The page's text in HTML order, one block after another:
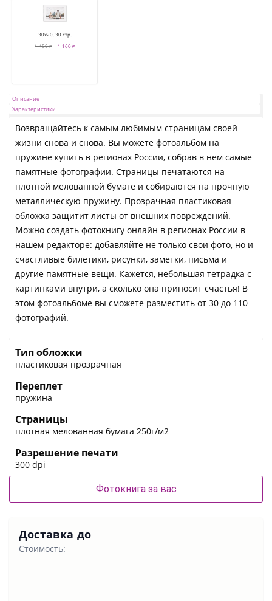
30х20, 30 стр.
1 450 ₽
1 160 ₽
Описание
Характеристики
Возвращайтесь к самым любимым страницам своей
жизни снова и снова. Вы можете фотоальбом на
пружине купить в регионах России, собрав в нем самые
памятные фотографии. Страницы печатаются на
плотной мелованной бумаге и собираются на прочную
металлическую пружину. Прозрачная пластиковая
обложка защитит листы от внешних повреждений.
Можно создать фотокнигу онлайн в регионах России в
нашем редакторе: добавляйте не только свои фото, но и
счастливые билетики, рисунки, заметки, письма и
другие памятные вещи. Кажется, небольшая тетрадка с
картинками внутри, а сколько она приносит счастья! В
этом фотоальбоме вы сможете разместить от 30 до 110
фотографий.
Тип обложки
пластиковая прозрачная
Переплет
пружина
Страницы
плотная мелованная бумага 250г/м2
Разрешение печати
300 dpi
Фотокнига за вас
Доставка до
Стоимость: